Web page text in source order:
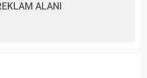
ALANI